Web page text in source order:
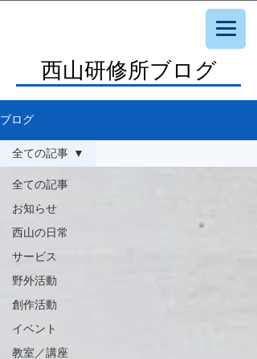
西山研修所ブログ
ブログ
全ての記事
お知らせ
西山の日常
サービス
野外活動
創作活動
イベント
教室／講座
全ての記事